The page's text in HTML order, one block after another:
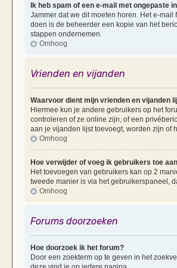
Ik heb spam of een e-mail met ongepaste
Jammer dat we dit moeten horen. Het e-
doen is de beheerder een kopie van het
stappen ondernemen.
Omhoog
Vrienden en vijanden
Waarvoor dient mijn vrienden en vijanden
Hiermee kun je andere gebruikers op het
controleren of ze online zijn, of een
aan je vijanden lijst toevoegt, worden zijn of
Omhoog
Hoe verwijder of voeg ik gebruikers toe
Het toevoegen van gebruikers kan op 2
tweede manier is via het gebruikerspaneel,
Omhoog
Forums doorzoeken
Hoe doorzoek ik het forum?
Door een zoekterm op te geven in het